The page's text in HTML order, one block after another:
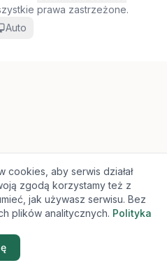
prawa zastrzeżone.
Auto
aby serwis działał
zgodą korzystamy też z
jak używasz serwisu. Bez
plików analitycznych. Polityka